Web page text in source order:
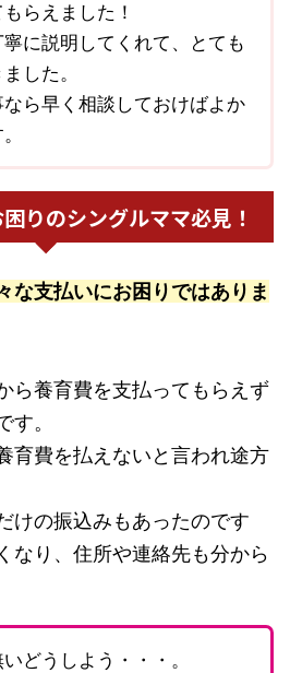
らえました！
に説明してくれて、とても
した。
なら早く相談しておけばよか
りのシングルママ必見！
な支払いにお困りではありま
ら養育費を支払ってもらえず
す。
育費を払えないと言われ途方
けの振込みもあったのです
なり、住所や連絡先も分から
どうしよう・・・。